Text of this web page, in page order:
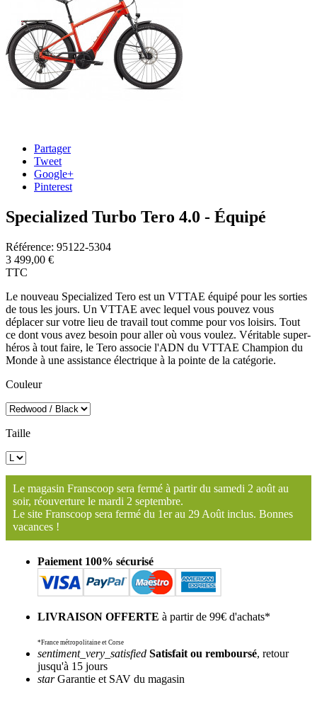
Partager
Tweet
Google+
Pinterest
Specialized Turbo Tero 4.0 - Équipé
Référence: 95122-5304
3 499,00 €
TTC
Le nouveau Specialized Tero est un VTTAE équipé pour les sorties
de tous les jours. Un VTTAE avec lequel vous pouvez vous
déplacer sur votre lieu de travail tout comme pour vos loisirs. Tout
ce dont vous avez besoin pour aller où vous voulez. Véritable super-
héros à tout faire, le Tero associe l'ADN du VTTAE Champion du
Monde à une assistance électrique à la pointe de la catégorie.
Couleur
Taille
Le magasin Franscoop sera fermé à partir du samedi 2 août au
soir, réouverture le mardi 2 septembre.
Le site Franscoop sera fermé du 1er au 29 Août inclus. Bonnes
vacances !
Paiement 100% sécurisé
LIVRAISON OFFERTE à partir de 99€ d'achats*
*France métropolitaine et Corse
sentiment_very_satisfied Satisfait ou remboursé, retour
jusqu'à 15 jours
starGarantie et SAV du magasin